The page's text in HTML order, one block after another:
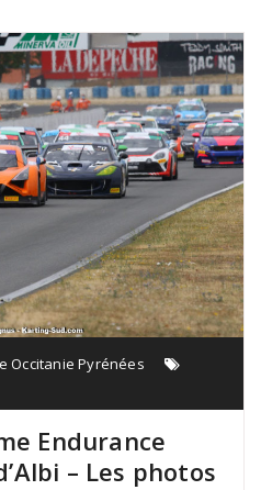
Occitanie Pyrénées
Endurance
– Les photos